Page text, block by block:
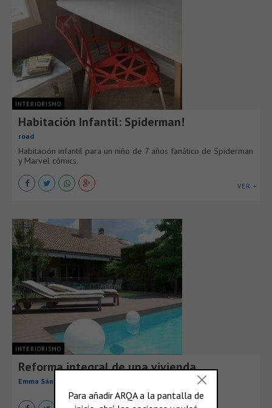
INTERIORISMO
Habitación Infantil: Spiderman!
road
Habitación infantil para un niño de 7 años fanático de Spiderman
y Marvel cómics.
VER +
INTERIORISMO
Reforma integral de una vivienda
Emma Sánchez